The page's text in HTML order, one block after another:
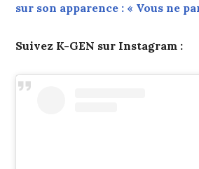
sur son apparence : « Vous ne
Suivez K-GEN sur Instagram :